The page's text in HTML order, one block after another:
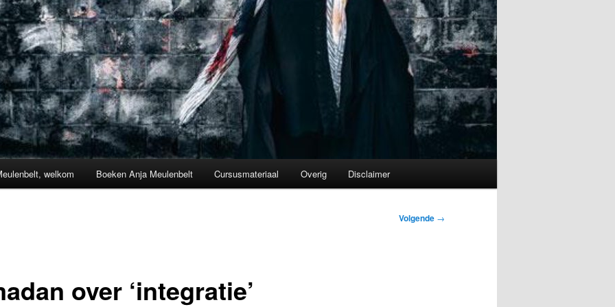
welkom Boeken Anja Meulenbelt Cursusmateriaal Overig Disclaimer
Volgende →
over ‘integratie’